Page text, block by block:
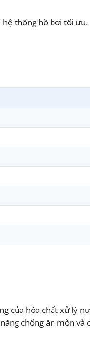
hệ thống hồ bơi tối ưu.
của hóa chất xử lý
chống ăn mòn